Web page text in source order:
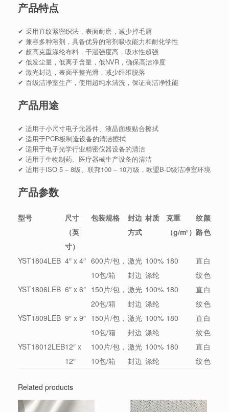
产品特点
✔ 采用直纹紧密织法，表面耐磨，减少掉毛屑
✔ 兼容多种溶剂，具备优异的溶剂吸收能力和耐化学性
✔ 超高克重涤纶布料，干湿强度高，吸水性超强
✔ 低发尘量，低离子含量，低NVR，确保高洁净度
✔ 激光封边，表面平整光滑，减少纤维脱落
✔ 百级洁净室生产，使用超纯水清洗，保证高洁净性能
产品用途
✔ 适用于小尺寸电子元器件、液晶面板贴合擦拭
✔ 适用于PCB板制造设备的清洁擦拭
✔ 适用于电子光学行业精密仪器设备的清洁
✔ 适用于生物制药、医疗器械生产设备的清洁
✔ 适用于ISO 5 – 8级、联邦100 – 10万级，欧盟B-D级洁净室环境
产品参数
型号
尺寸
（英
寸）
包装规格
封边
方式
材质
克重
（g/m²）
纹
路
颜
色
YST1804LEB 4″ x 4″ 600片/包，
10包/箱
激光
封边
100%
涤纶
180
直
纹
白
色
YST1806LEB 6″ x 6″ 150片/包，
20包/箱
激光
封边
100%
涤纶
180
直
纹
白
色
YST1809LEB 9″ x 9″ 150片/包，
10包/箱
激光
封边
100%
涤纶
180
直
纹
白
色
YST18012LEB12″ x
12″
100片/包，
10包/箱
激光
封边
100%
涤纶
180
直
纹
白
色
Related products